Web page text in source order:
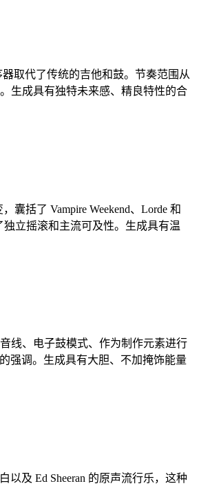
取代了传统的吉他和鼓。节奏范围从
生成具有独特未来感、精良特性的合
括了 Vampire Weekend、Lorde 和
立摇滚和主流可及性。生成具有温
线、电子鼓模式、作为制作元素进行
强调。生成具有大胆、不加掩饰能量
及 Ed Sheeran 的原声流行乐，这种